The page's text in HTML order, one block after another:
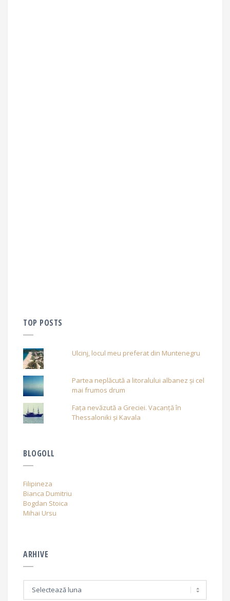
TOP POSTS
Ulcinj, locul meu preferat din Muntenegru
Partea neplăcută a litoralului albanez și cel
mai frumos drum
Fața nevăzută a Greciei. Vacanță în
Thessaloniki și Kavala
BLOGOLL
Filipineza
Bianca Dumitriu
Bogdan Stoica
Mihai Ursu
ARHIVE